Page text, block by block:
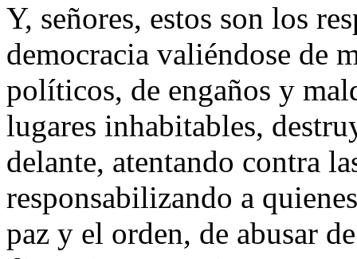
Y, señores, estos son los
democracia valiéndose de
políticos, de engaños y
lugares inhabitables,
delante, atentando contra
responsabilizando a
paz y el orden, de abusar